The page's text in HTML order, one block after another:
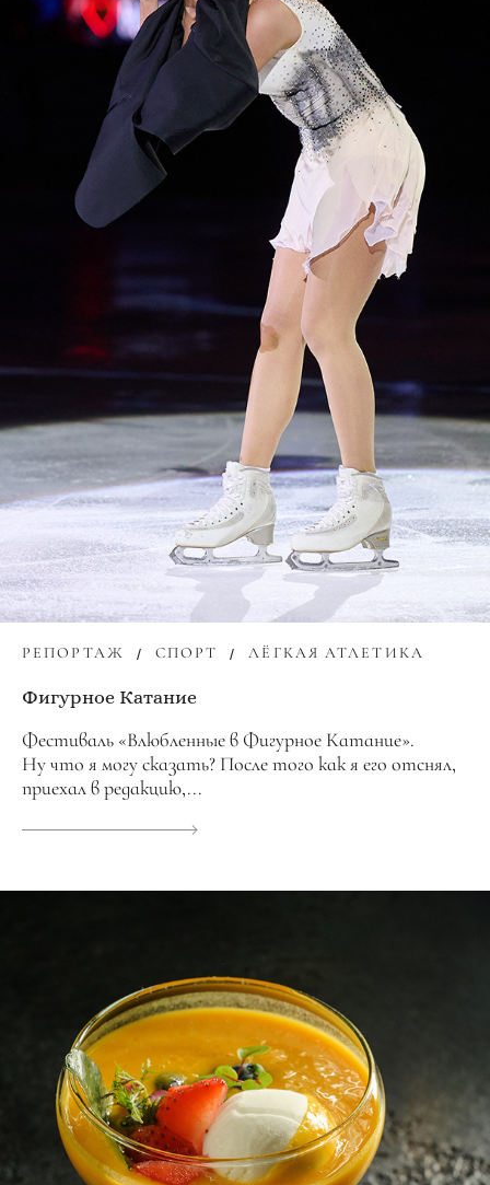
РЕПОРТАЖ СПОРТ ЛЁГКАЯ АТЛЕТИКА
Фигурное Катание
Фестиваль «Влюбленные в Фигурное Катание».
Ну что я могу сказать? После того как я его отснял,
приехал в редакцию,...